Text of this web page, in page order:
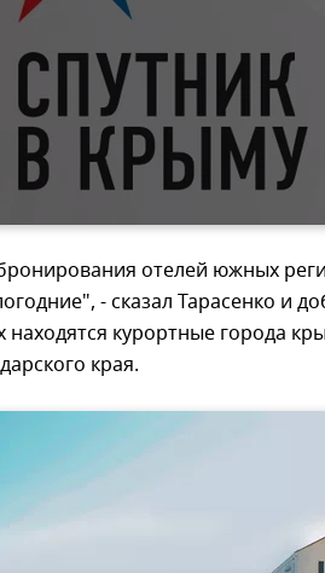
отелей южных
- сказал Тарасенко и
курортные города
края.